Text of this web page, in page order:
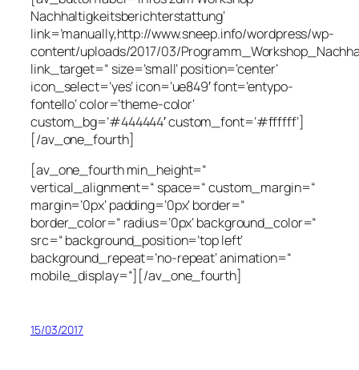
Nachhaltigkeitsberichterstattung‘
link=’manually,http://www.sneep.info/wordpress/wp-
content/uploads/2017/03/
link_target=“ size=’small‘ position=’center‘
icon_select=’yes‘ icon=’ue849′ font=’entypo-
fontello‘ color=’theme-color‘
custom_bg=’#444444′ custom_font=’#ffffff‘]
[/av_one_fourth]
[av_one_fourth min_height=“
vertical_alignment=“ space=“ custom_margin=“
margin=’0px‘ padding=’0px‘ border=“
border_color=“ radius=’0px‘ background_color=“
src=“ background_position=’top left‘
background_repeat=’no-repeat‘ animation=“
mobile_display=“][/av_one_fourth]
15/03/2017